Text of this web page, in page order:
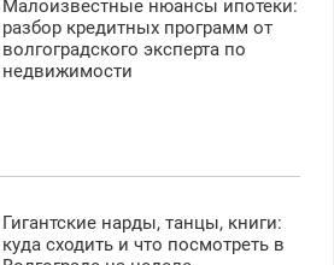
Малоизвестные нюансы ипотеки:
разбор кредитных программ от
волгоградского эксперта по
недвижимости
Гигантские нарды, танцы, книги:
куда сходить и что посмотреть в